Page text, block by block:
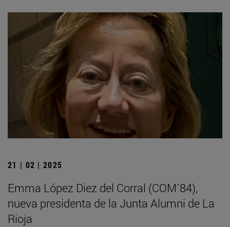
21 | 02 | 2025
Emma López Diez del Corral (COM´84),
nueva presidenta de la Junta Alumni de La
Rioja